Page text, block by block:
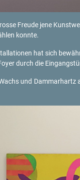
Freu­de jene
konn­te.
hat sich
durch die
und Dam­mar­hartz